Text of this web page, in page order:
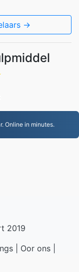
→
Online in minutes.
2019
Oor ons